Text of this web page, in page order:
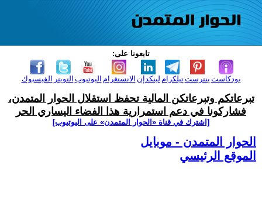
تابعونا على:
الفيسبوك التويتر اليوتيوب الانستغرام لينكدإن تيلكرامبنترست بودكاست
تبرعاتكم وتبرعاتكن المالية تحفظ استقلال الحوار المتمدن،
فشاركونا في دعم استمرارية هذا الفضاء اليساري الحر
[اشترك في قناة ‫«الحوار المتمدن» على اليوتيوب]
الحوار المتمدن - موبايل
الموقع الرئيسي